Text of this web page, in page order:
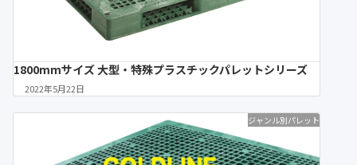
1800mmサイズ 大型・特殊プラスチックパレットシリーズ
2022年5月22日
ジャンル別パレット